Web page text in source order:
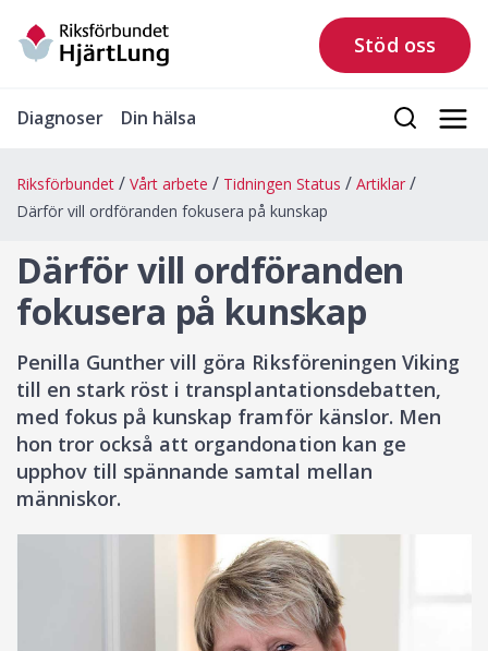
Stöd oss
Diagnoser Din hälsa
Riksförbundet Vårt arbete Tidningen Status
Artiklar
Därför vill ordföranden fokusera på kunskap
Därför vill ordföranden
fokusera på kunskap
Penilla Gunther vill göra Riksföreningen Viking
till en stark röst i transplantationsdebatten,
med fokus på kunskap framför känslor. Men
hon tror också att organdonation kan ge
upphov till spännande samtal mellan
människor.